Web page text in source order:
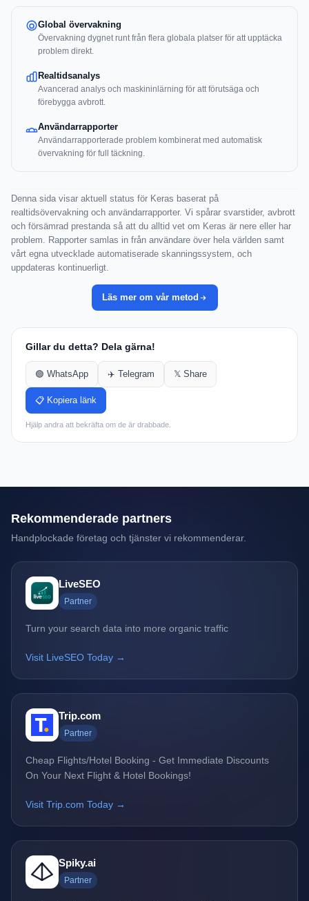
Global övervakning
Övervakning dygnet runt från flera globala platser för att upptäcka
problem direkt.
Realtidsanalys
Avancerad analys och maskininlärning för att förutsäga och
förebygga avbrott.
Användarrapporter
Användarrapporterade problem kombinerat med automatisk
övervakning för full täckning.
Denna sida visar aktuell status för Keras baserat på
realtidsövervakning och användarrapporter. Vi spårar svarstider, avbrott
och försämrad prestanda så att du alltid vet om Keras är nere eller har
problem. Rapporter samlas in från användare över hela världen samt
vårt egna utvecklade automatiserade skanningssystem, och
uppdateras kontinuerligt.
Läs mer om vår metod
Gillar du detta? Dela gärna!
🟢 WhatsApp ✈️ Telegram 𝕏 Share
📋 Kopiera länk
Hjälp andra att bekräfta om de är drabbade.
Rekommenderade partners
Handplockade företag och tjänster vi rekommenderar.
LiveSEO
Partner
Turn your search data into more organic traffic
Visit LiveSEO Today →
Trip.com
Partner
Cheap Flights/Hotel Booking - Get Immediate Discounts
On Your Next Flight & Hotel Bookings!
Visit Trip.com Today →
Spiky.ai
Partner